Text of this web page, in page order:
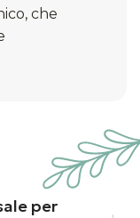
che
o
per